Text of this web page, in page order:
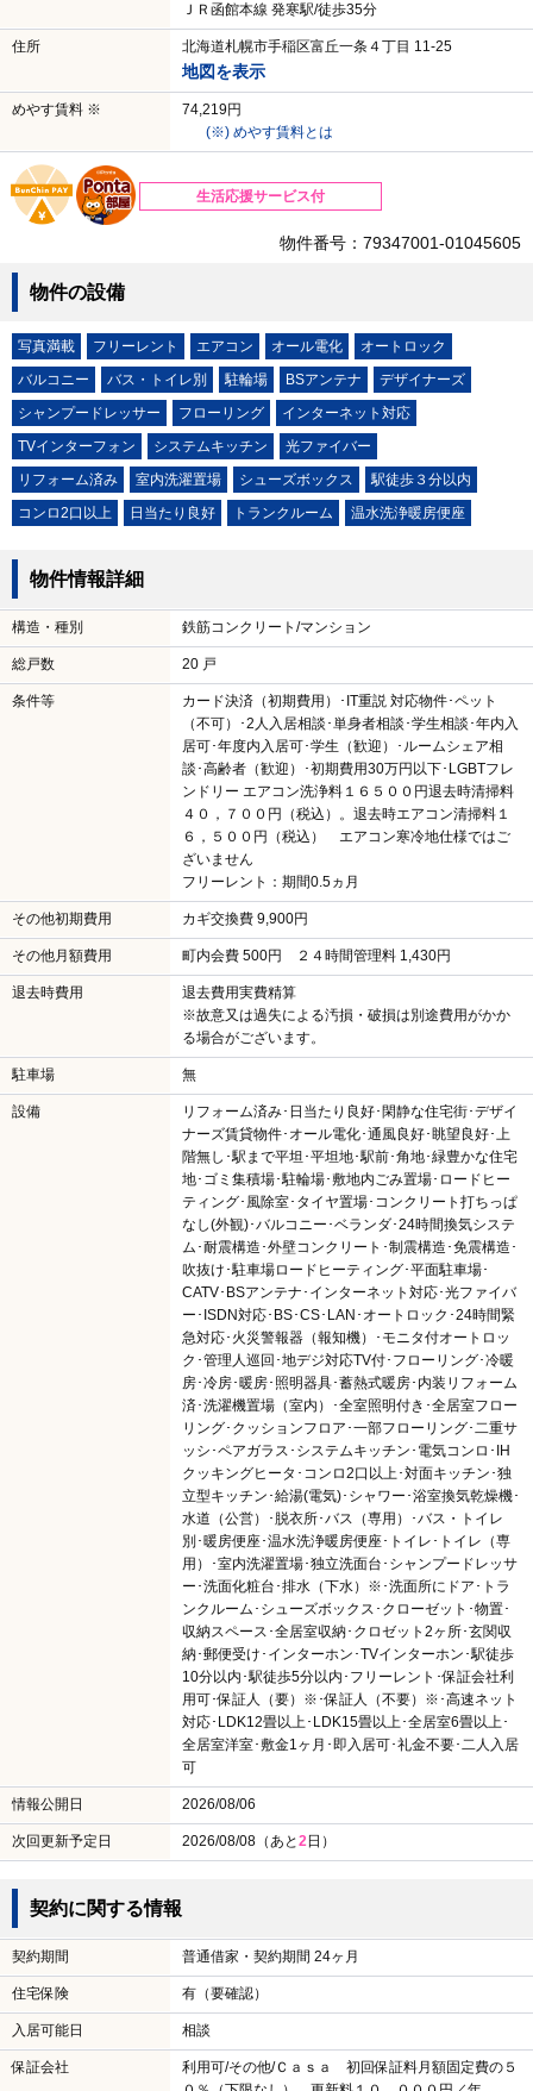
ＪＲ函館本線 発寒駅/徒歩35分
住所 北海道札幌市手稲区富丘一条４丁目 11-25
地図を表示
めやす賃料 ※
74,219円
(※) めやす賃料とは
生活応援サービス付
物件番号：79347001-01045605
物件の設備
写真満載 フリーレント エアコン オール電化
オートロック
バルコニー
バス・トイレ別 駐輪場 BSアンテナ
デザイナーズ
シャンプードレッサー
フローリング
インターネット対応
TVインターフォン
システムキッチン
光ファイバー
リフォーム済み
室内洗濯置場 シューズボックス
駅徒歩３分以内
コンロ2口以上
日当たり良好 トランクルーム 温水洗浄暖房便座
物件情報詳細
構造・種別 鉄筋コンクリート/マンション
総戸数 20 戸
条件等
カード決済（初期費用）･IT重説 対応物件･ペット
（不可）･2人入居相談･単身者相談･学生相談･年内入
居可･年度内入居可･学生（歓迎）･ルームシェア相
談･高齢者（歓迎）･初期費用30万円以下･LGBTフレ
ンドリー エアコン洗浄料１６５００円退去時清掃料
４０，７００円（税込）。退去時エアコン清掃料１
６，５００円（税込） エアコン寒冷地仕様ではご
ざいません
フリーレント：期間0.5ヵ月
その他初期費用 カギ交換費 9,900円
その他月額費用 町内会費 500円 ２４時間管理料 1,430円
退去時費用
退去費用実費精算
※故意又は過失による汚損・破損は別途費用がかか
る場合がございます。
駐車場 無
設備
リフォーム済み･日当たり良好･閑静な住宅街･デザイ
ナーズ賃貸物件･オール電化･通風良好･眺望良好･上
階無し･駅まで平坦･平坦地･駅前･角地･緑豊かな住宅
地･ゴミ集積場･駐輪場･敷地内ごみ置場･ロードヒー
ティング･風除室･タイヤ置場･コンクリート打ちっぱ
なし(外観)･バルコニー･ベランダ･24時間換気システ
ム･耐震構造･外壁コンクリート･制震構造･免震構造･
吹抜け･駐車場ロードヒーティング･平面駐車場･
CATV･BSアンテナ･インターネット対応･光ファイバ
ー･ISDN対応･BS･CS･LAN･オートロック･24時間緊
急対応･火災警報器（報知機）･モニタ付オートロッ
ク･管理人巡回･地デジ対応TV付･フローリング･冷暖
房･冷房･暖房･照明器具･蓄熱式暖房･内装リフォーム
済･洗濯機置場（室内）･全室照明付き･全居室フロー
リング･クッションフロア･一部フローリング･二重サ
ッシ･ペアガラス･システムキッチン･電気コンロ･IH
クッキングヒータ･コンロ2口以上･対面キッチン･独
立型キッチン･給湯(電気)･シャワー･浴室換気乾燥機･
水道（公営）･脱衣所･バス（専用）･バス・トイレ
別･暖房便座･温水洗浄暖房便座･トイレ･トイレ（専
用）･室内洗濯置場･独立洗面台･シャンプードレッサ
ー･洗面化粧台･排水（下水）※･洗面所にドア･トラ
ンクルーム･シューズボックス･クローゼット･物置･
収納スペース･全居室収納･クロゼット2ヶ所･玄関収
納･郵便受け･インターホン･TVインターホン･駅徒歩
10分以内･駅徒歩5分以内･フリーレント･保証会社利
用可･保証人（要）※･保証人（不要）※･高速ネット
対応･LDK12畳以上･LDK15畳以上･全居室6畳以上･
全居室洋室･敷金1ヶ月･即入居可･礼金不要･二人入居
可
情報公開日 2026/08/06
次回更新予定日 2026/08/08（あと2日）
契約に関する情報
契約期間 普通借家・契約期間 24ヶ月
住宅保険 有（要確認）
入居可能日 相談
保証会社
利用可/その他/Ｃａｓａ 初回保証料月額固定費の５